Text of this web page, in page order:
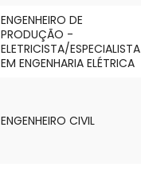
ENGENHEIRO DE
PRODUÇÃO -
ELETRICISTA/ESPECIALISTA
EM ENGENHARIA ELÉTRICA
ENGENHEIRO CIVIL